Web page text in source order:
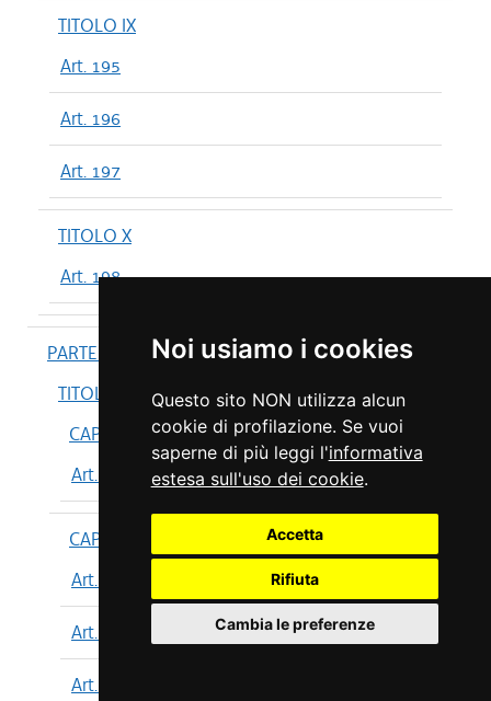
Noi usiamo i cookies
Questo sito NON utilizza alcun
cookie di profilazione. Se vuoi
saperne di più leggi l'informativa
estesa sull'uso dei cookie.
Accetta
Rifiuta
Cambia le preferenze
TITOLO IX
Art. 195
Art. 196
Art. 197
TITOLO X
Art. 198
PARTE IV
TITOLO I
CAPO I
Art. 199
CAPO II
Art. 200
Art. 201
Art. 202